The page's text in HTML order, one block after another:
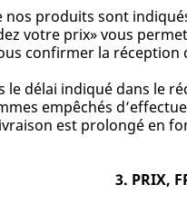
nos produits sont
votre prix» vous
confirmer la réception
le délai indiqué dans le
empêchés
est prolongé en
3. PRIX,